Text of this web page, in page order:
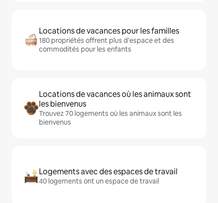
Locations de vacances pour les familles
180 propriétés offrent plus d'espace et des
commodités pour les enfants
Locations de vacances où les animaux sont
les bienvenus
Trouvez 70 logements où les animaux sont les
bienvenus
Logements avec des espaces de travail
40 logements ont un espace de travail